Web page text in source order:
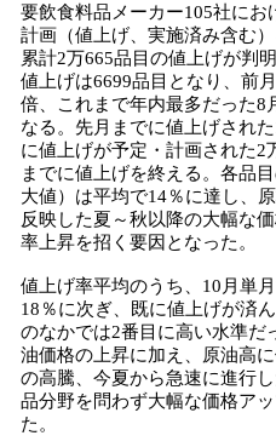
要飲食料品メーカー105社にお
計画（値上げ、実施済み含む
累計2万665品目の値上げが判
値上げは6699品目となり、前
倍、これまで年内最多だった8
なる。先月までに値上げされ
に値上げが予定・計画された2
までに値上げを終える。各品
大値）は平均で14％に達し、
反映した夏～秋以降の大幅な
率上昇を招く要因となった。
値上げ率平均のうち、10月単
18％に次ぎ、既に値上げが済
のなかでは2番目に高い水準だ
油価格の上昇に加え、原油高
の高騰、今夏から急速に進行
品分野を問わず大幅な価格ア
た。